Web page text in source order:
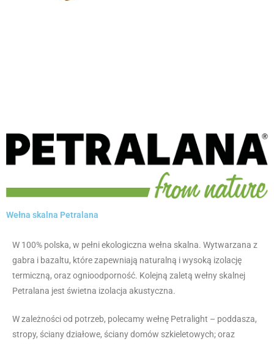
Wełna skalna Petralana
W 100% polska, w pełni ekologiczna wełna skalna. Wytwarzana z
gabra i bazaltu, które zapewniają naturalną i wysoką izolację
termiczną, oraz ognioodporność. Kolejną zaletą wełny skalnej
Petralana jest świetna izolacja akustyczna.
W zależności od potrzeb, polecamy wełnę Petralight – poddasza,
stropy, ściany działowe, ściany domów szkieletowych; oraz